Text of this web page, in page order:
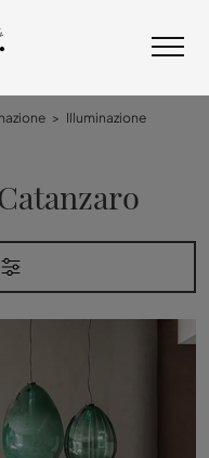
> Illuminazione